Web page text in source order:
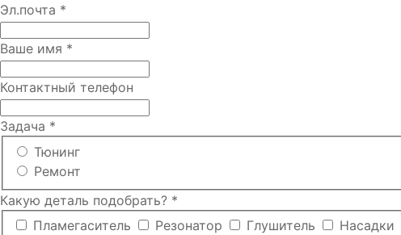
Эл.почта *
Ваше имя *
Контактный телефон
Задача *
Тюнинг
Ремонт
Какую деталь подобрать? *
Пламегаситель
Резонатор Глушитель Насадки